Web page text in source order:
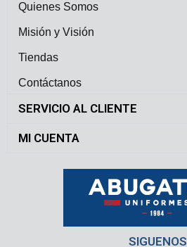
Quienes Somos
Misión y Visión
Tiendas
Contáctanos
SERVICIO AL CLIENTE
MI CUENTA
SIGUENOS